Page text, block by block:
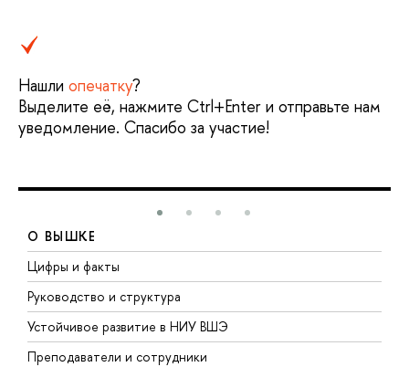
Нашли опечатку?
Выделите её, нажмите Ctrl+Enter и отправьте нам
уведомление. Спасибо за участие!
О ВЫШКЕ
Цифры и факты
Руководство и структура
Устойчивое развитие в НИУ ВШЭ
Преподаватели и сотрудники